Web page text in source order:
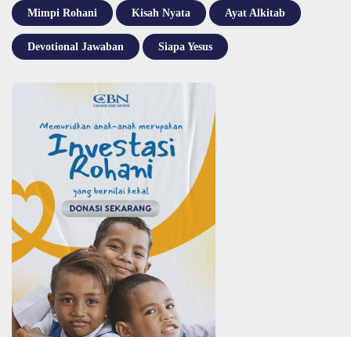
Mimpi Rohani Kisah Nyata Ayat Alkitab
Devotional Jawaban Siapa Yesus